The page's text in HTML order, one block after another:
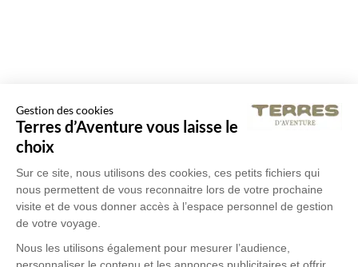
Gestion des cookies
Terres d’Aventure vous laisse le
choix
Sur ce site, nous utilisons des cookies, ces petits fichiers qui
nous permettent de vous reconnaitre lors de votre prochaine
visite et de vous donner accès à l’espace personnel de gestion
de votre voyage.
Nous les utilisons également pour mesurer l’audience,
personnaliser le contenu et les annonces publicitaires et offrir